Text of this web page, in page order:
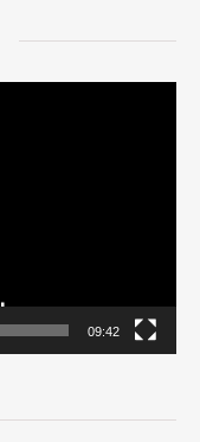
09:42